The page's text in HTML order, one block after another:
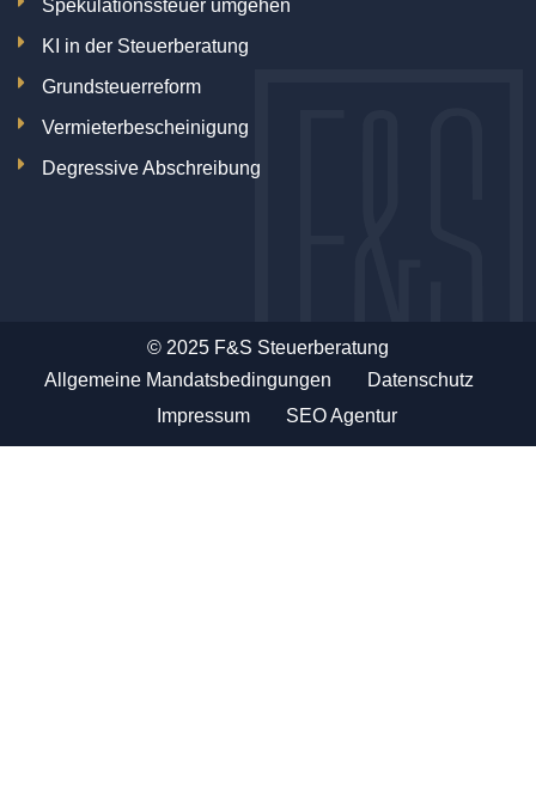
Spekulationssteuer umgehen
KI in der Steuerberatung
Grundsteuerreform
Vermieterbescheinigung
Degressive Abschreibung
© 2025 F&S Steuerberatung
Allgemeine Mandatsbedingungen
Datenschutz
Impressum
SEO Agentur